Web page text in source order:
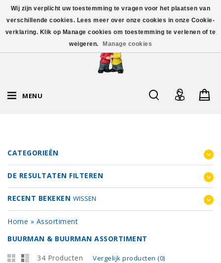
MENU
CATEGORIEËN
DE RESULTATEN FILTEREN
RECENT BEKEKEN WISSEN
Home » Assortiment
BUURMAN & BUURMAN ASSORTIMENT
34 Producten Vergelijk producten (0)
Wij zijn verplicht uw toestemming te vragen voor het plaatsen van
verschillende cookies. Lees meer over onze cookies in onze Cookie-
verklaring. Klik op Manage cookies om toestemming te verlenen of te
weigeren.
Manage cookies